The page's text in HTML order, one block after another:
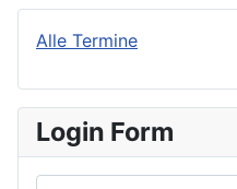
Alle Termine
Login Form